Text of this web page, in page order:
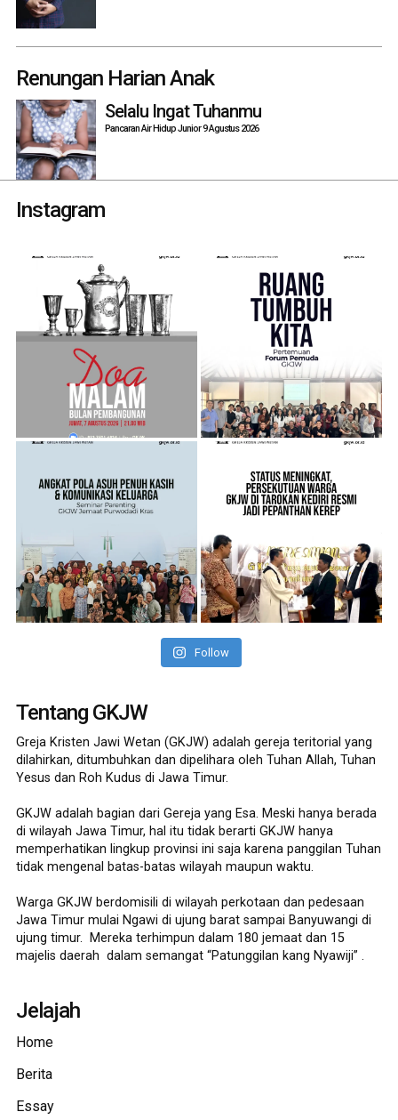
Renungan Harian Anak
Selalu Ingat Tuhanmu
Pancaran Air Hidup Junior 9 Agustus 2026
Instagram
Follow
Tentang GKJW
Greja Kristen Jawi Wetan (GKJW) adalah gereja teritorial yang
dilahirkan, ditumbuhkan dan dipelihara oleh Tuhan Allah, Tuhan
Yesus dan Roh Kudus di Jawa Timur.
GKJW adalah bagian dari Gereja yang Esa. Meski hanya berada
di wilayah Jawa Timur, hal itu tidak berarti GKJW hanya
memperhatikan lingkup provinsi ini saja karena panggilan Tuhan
tidak mengenal batas-batas wilayah maupun waktu.
Warga GKJW berdomisili di wilayah perkotaan dan pedesaan
Jawa Timur mulai Ngawi di ujung barat sampai Banyuwangi di
ujung timur. Mereka terhimpun dalam 180 jemaat dan 15
majelis daerah dalam semangat “Patunggilan kang Nyawiji” .
Jelajah
Home
Berita
Essay